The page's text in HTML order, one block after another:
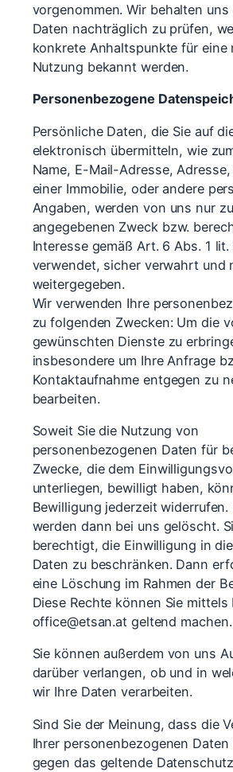
vorgenommen. Wir behalten uns
Daten nachträglich zu prüfen,
konkrete Anhaltspunkte für eine
Nutzung bekannt werden.
Personenbezogene
Persönliche Daten, die Sie auf
elektronisch übermitteln, wie
Name, E-Mail-Adresse,
einer Immobilie, oder andere
Angaben, werden von uns nur
angegebenen Zweck bzw.
Interesse gemäß Art. 6 Abs. 1 lit.
verwendet, sicher verwahrt und
weitergegeben.
Wir verwenden Ihre
zu folgenden Zwecken: Um die
gewünschten Dienste zu
insbesondere um Ihre Anfrage
Kontaktaufnahme entgegen zu
bearbeiten.
Soweit Sie die Nutzung von
personenbezogenen Daten für
Zwecke, die dem
unterliegen, bewilligt haben,
Bewilligung jederzeit widerrufen.
werden dann bei uns gelöscht.
berechtigt, die Einwilligung in
Daten zu beschränken. Dann
eine Löschung im Rahmen der
Diese Rechte können Sie mittels
office@etsan.at geltend machen.
Sie können außerdem von uns
darüber verlangen, ob und in
wir Ihre Daten verarbeiten.
Sind Sie der Meinung, dass die
Ihrer personenbezogenen
gegen das geltende